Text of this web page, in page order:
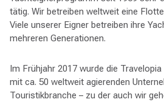
tätig. Wir betreiben weltweit eine
Viele unserer Eigner betreiben ihre
mehreren Generationen.
Im Frühjahr 2017 wurde die
mit ca. 50 weltweit agierenden
Touristikbranche – zu der auch wir